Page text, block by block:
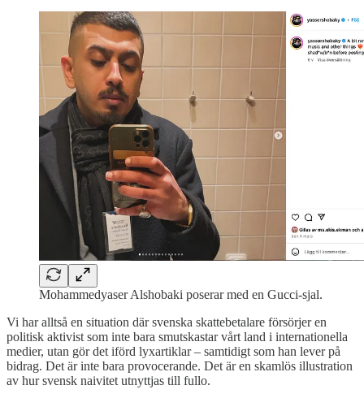
Mohammedyaser Alshobaki poserar med en Gucci-sjal.
Vi har alltså en situation där svenska skattebetalare försörjer en
politisk aktivist som inte bara smutskastar vårt land i internationella
medier, utan gör det iförd lyxartiklar – samtidigt som han lever på
bidrag. Det är inte bara provocerande. Det är en skamlös illustration
av hur svensk naivitet utnyttjas till fullo.